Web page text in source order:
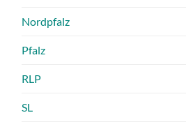
Nordpfalz
Pfalz
RLP
SL